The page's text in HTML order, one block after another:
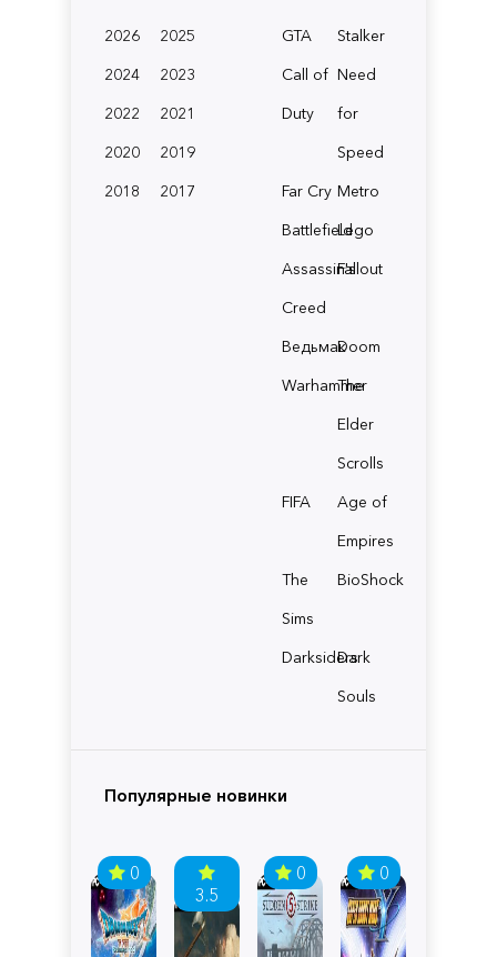
2026
2025
2024
2023
2022
2021
2020
2019
2018
2017
GTA
Stalker
Call of
Duty
Need
for
Speed
Far Cry Metro
BattlefieldLego
Assassin's
Creed
Fallout
ВедьмакDoom
Warhammer
The
Elder
Scrolls
FIFA
Age of
Empires
The
Sims
BioShock
Darksiders
Dark
Souls
Популярные новинки
0
3.5
0 0